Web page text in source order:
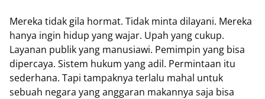
Mereka tidak gila hormat. Tidak minta dilayani. Mereka
hanya ingin hidup yang wajar. Upah yang cukup.
Layanan publik yang manusiawi. Pemimpin yang bisa
dipercaya. Sistem hukum yang adil. Permintaan itu
sederhana. Tapi tampaknya terlalu mahal untuk
sebuah negara yang anggaran makannya saja bisa